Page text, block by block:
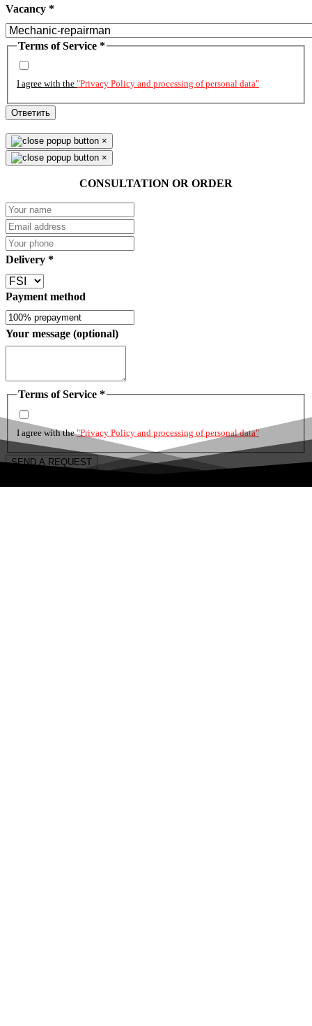
Vacancy *
Terms of Service *
I agree with the "Privacy Policy and processing of personal data"
Ответить
×
×
CONSULTATION OR ORDER
Delivery *
Payment method
Your message (optional)
Terms of Service *
I agree with the"Privacy Policy and processing of personal data"
SEND A REQUEST